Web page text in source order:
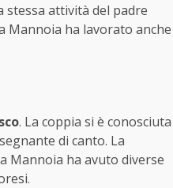
stessa attività del padre
Mannoia ha lavorato anche
. La coppia si è conosciuta
di canto. La
Mannoia ha avuto diverse